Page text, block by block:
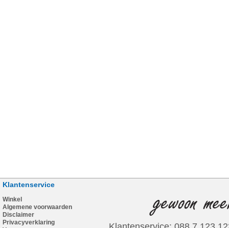
Klantenservice
Winkel
Algemene voorwaarden
Disclaimer
Privacyverklaring